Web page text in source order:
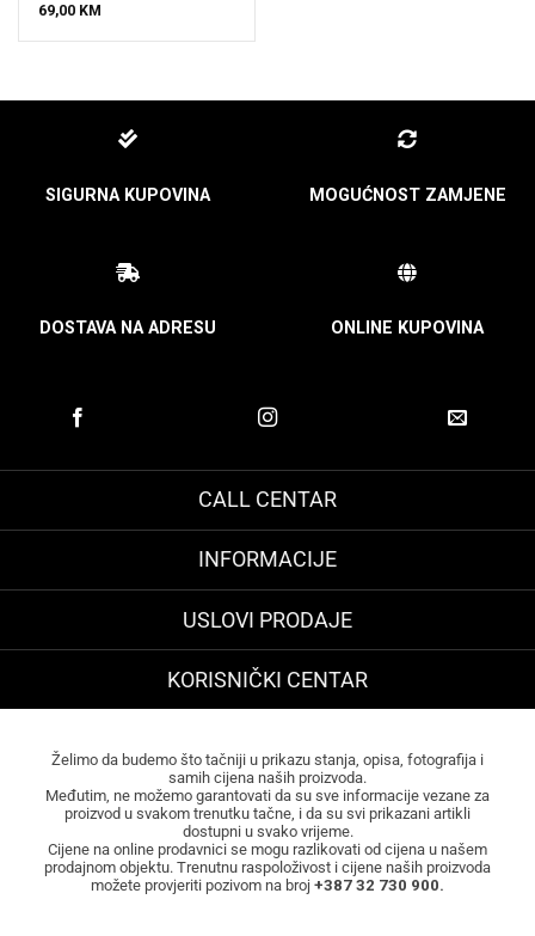
69,00 KM
SIGURNA KUPOVINA MOGUĆNOST ZAMJENE
DOSTAVA NA ADRESU ONLINE KUPOVINA
CALL CENTAR
INFORMACIJE
USLOVI PRODAJE
KORISNIČKI CENTAR
Želimo da budemo što tačniji u prikazu stanja, opisa, fotografija i
samih cijena naših proizvoda.
Međutim, ne možemo garantovati da su sve informacije vezane za
proizvod u svakom trenutku tačne, i da su svi prikazani artikli
dostupni u svako vrijeme.
Cijene na online prodavnici se mogu razlikovati od cijena u našem
prodajnom objektu. Trenutnu raspoloživost i cijene naših proizvoda
možete provjeriti pozivom na broj +387 32 730 900.